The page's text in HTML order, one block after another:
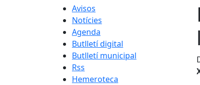
Avisos
Notícies
Agenda
Butlletí digital
Butlletí municipal
Rss
Hemeroteca